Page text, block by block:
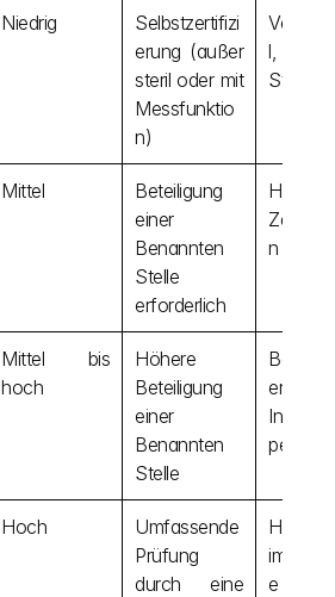
Niedrig
Selbstzertifizi
erung (außer
steril oder mit
Messfunktio
n)
l,
Mittel
Beteiligung
einer
Benannten
Stelle
erforderlich
n
Mittel bis
hoch
Höhere
Beteiligung
einer
Benannten
Stelle
eräte,
pen
Hoch
Umfassende
Prüfung
durch eine
e